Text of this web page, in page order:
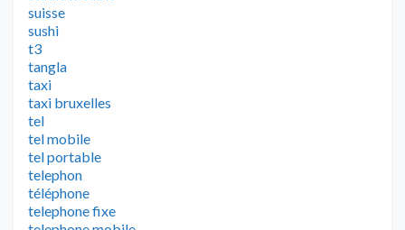
suisse
sushi
t3
tangla
taxi
taxi bruxelles
tel
tel mobile
tel portable
telephon
téléphone
telephone fixe